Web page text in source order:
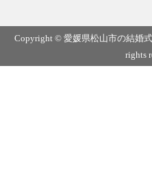
Copyright © 愛媛県松山市の結婚
rights